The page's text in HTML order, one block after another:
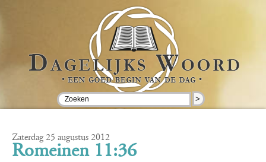
>
Zaterdag 25 augustus 2012
Romeinen 11:36